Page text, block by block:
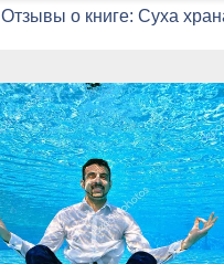
Отзывы о книге: Суха